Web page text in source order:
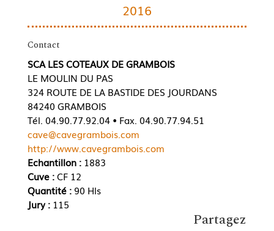
2016
Contact
SCA LES COTEAUX DE GRAMBOIS
LE MOULIN DU PAS
324 ROUTE DE LA BASTIDE DES JOURDANS
84240 GRAMBOIS
Tél. 04.90.77.92.04 • Fax. 04.90.77.94.51
cave@cavegrambois.com
http://www.cavegrambois.com
Echantillon :1883
Cuve :CF 12
Quantité : 90 Hls
Jury : 115
Partagez